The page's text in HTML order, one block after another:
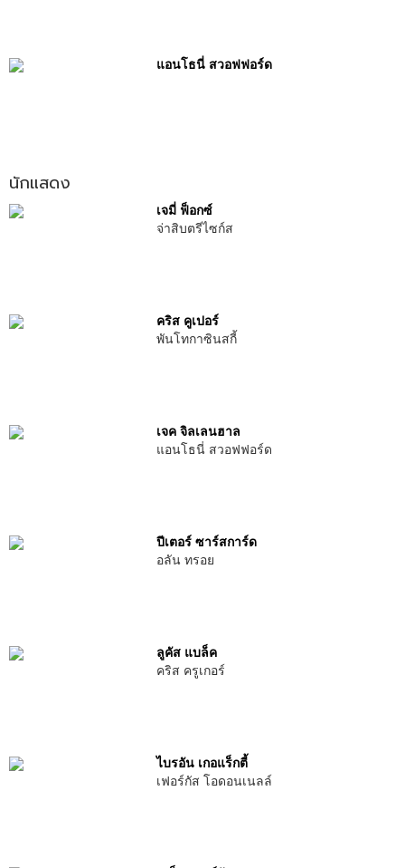
แอนโธนี่ สวอฟฟอร์ด
นักแสดง
เจมี่ ฟ็อกซ์
จ่าสิบตรีไซก์ส
คริส คูเปอร์
พันโทกาซินสกี้
เจค จิลเลนฮาล
แอนโธนี่ สวอฟฟอร์ด
ปีเตอร์ ซาร์สการ์ด
อลัน ทรอย
ลูคัส แบล็ค
คริส ครูเกอร์
ไบรอัน เกอแร็กตี้
เฟอร์กัส โอดอนเนลล์